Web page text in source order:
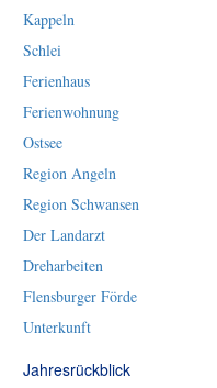
Kappeln
Schlei
Ferienhaus
Ferienwohnung
Ostsee
Region Angeln
Region Schwansen
Der Landarzt
Dreharbeiten
Flensburger Förde
Unterkunft
Jahresrückblick